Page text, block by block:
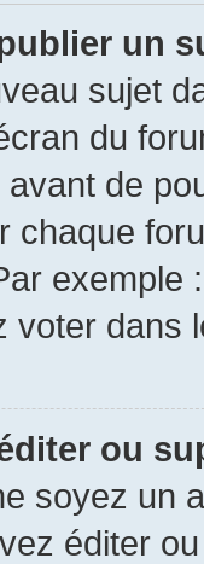
un
sujet
du
avant de
exemple
voter dans
ou
soyez un
éditer